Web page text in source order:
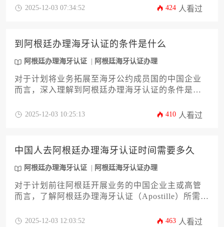
根廷办理海牙认证、认证机构联络到后续事宜的完
畅通无阻。
2025-12-03 07:34:52 424 人看过
到阿根廷办理海牙认证的条件是什么
阿根廷办理海牙认证 阿根廷海牙认证办理
对于计划将业务拓展至海牙公约成员国的中国企业
而言，深入理解到阿根廷办理海牙认证的条件是至
海牙认证的法律依据、所需文件的具体类型、申请
供一份详实、专业的行动指南，助力您高效、合规
地完成此项关键法律程序，确保您的商业文件在境
外畅通无阻。
2025-12-03 10:25:13 410 人看过
中国人去阿根廷办理海牙认证时间需要多久
阿根廷办理海牙认证 阿根廷海牙认证办理
对于计划前往阿根廷开展业务的中国企业主或高管
而言，了解阿根廷办理海牙认证（Apostille）所需的
键因素，从文件类型、办理流程到加急服务选择，
2025-12-03 12:03:52 463 人看过